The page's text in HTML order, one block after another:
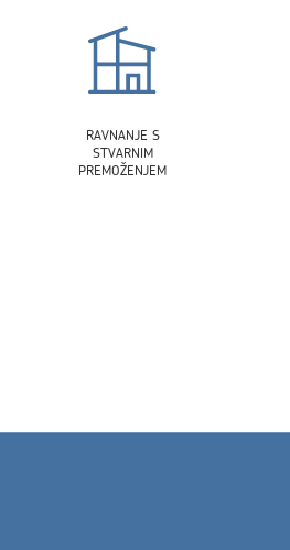
RAVNANJE S
STVARNIM
PREMOŽENJEM